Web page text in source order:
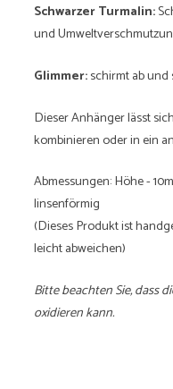
Schwarzer Turmalin:
und
Glimmer:schirmt ab
Dieser Anhänger lässt
kombinieren oder in ein
Abmessungen: Höhe -
linsenförmig
(Dieses Produkt ist
leicht abweichen)
Bitte beachten Sie, dass
oxidieren kann.